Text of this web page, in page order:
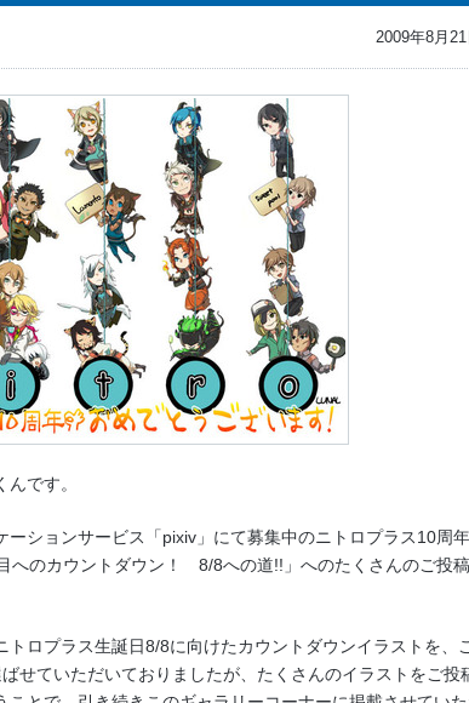
2009年8月21
です。
ーションサービス「pixiv」にて募集中のニトロプラス10周
へのカウントダウン！ 8/8への道!!」へのたくさんのご投
トロプラス生誕日8/8に向けたカウントダウンイラストを、
せていただいておりましたが、たくさんのイラストをご投